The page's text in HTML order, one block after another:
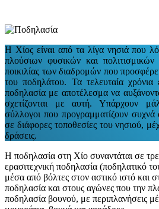
H Χίος είναι από τα λίγα νησιά που
πλούσιων φυσικών και
ποικιλίας των διαδρομών που
του ποδηλάτου. Τα τελευταία χρόνια
ποδηλασία με αποτέλεσμα να
σχετίζονται με αυτή. Υπάρχουν
σύλλογοι που προγραμματίζουν συχνά
σε διάφορες τοποθεσίες του νησιού,
δράσεις.
Η ποδηλασία στη Χίο συναντάται σε
ερασιτεχνική ποδηλασία (ποδηλατικό
μέσα από βόλτες στον αστικό ιστό και
ποδηλασία και στους αγώνες που την
ποδηλασία βουνού, με περιπλανήσεις